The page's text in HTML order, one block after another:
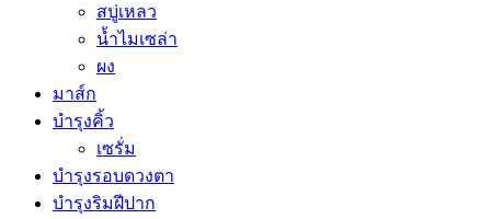
สบู่เหลว
น้ำไมเซล่า
ผง
มาส์ก
บำรุงคิ้ว
เซรั่ม
บำรุงรอบดวงตา
บำรุงริมฝีปาก